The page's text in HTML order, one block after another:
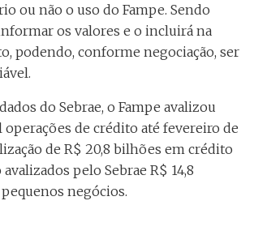
ou não o uso do Fampe. Sendo
os valores e o incluirá na
podendo, conforme negociação, ser
do Sebrae, o Fampe avalizou
de crédito até fevereiro de
de R$ 20,8 bilhões em crédito
pelo Sebrae R$ 14,8
negócios.